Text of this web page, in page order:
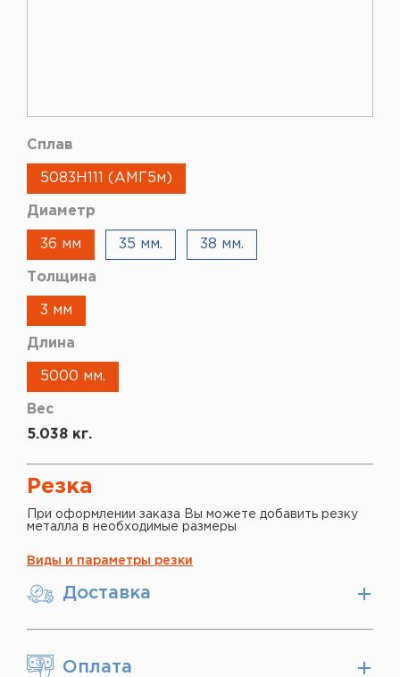
Сплав
5083H111 (АМГ5м)
Диаметр
36 мм 35 мм. 38 мм.
Толщина
3 мм
Длина
5000 мм.
Вес
5.038 кг.
Резка
При оформлении заказа Вы можете добавить резку
металла в необходимые размеры
Виды и параметры резки
Доставка
Оплата